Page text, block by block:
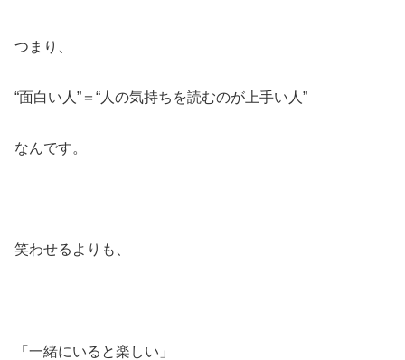
つまり、
“面白い人”＝“人の気持ちを読むのが上手い人”
なんです。
笑わせるよりも、
「一緒にいると楽しい」